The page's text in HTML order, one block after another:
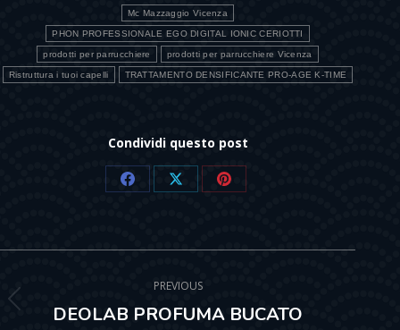
Mc Mazzaggio Vicenza
PHON PROFESSIONALE EGO DIGITAL IONIC CERIOTTI
prodotti per parrucchiere prodotti per parrucchiere Vicenza
Ristruttura i tuoi capelli TRATTAMENTO DENSIFICANTE PRO-AGE K-TIME
Condividi questo post
Share
Facebook
Share
X
Share
Pinterest
Post
navigationPREVIOUS
Previous
DEOLAB PROFUMA BUCATO